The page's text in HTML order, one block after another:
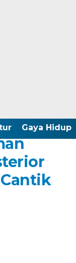
Gaya Hidup